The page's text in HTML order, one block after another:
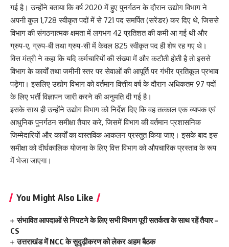
गई है। उन्होंने बताया कि वर्ष 2020 में हुए पुनर्गठन के दौरान उद्योग विभाग ने
अपनी कुल 1,728 स्वीकृत पदों में से 721 पद समर्पित (सरेंडर) कर दिए थे, जिससे
विभाग की संगठनात्मक क्षमता में लगभग 42 प्रतिशत की कमी आ गई थी और
ग्रुप-ए, ग्रुप-बी तथा ग्रुप-सी में केवल 825 स्वीकृत पद ही शेष रह गए थे।
वित्त मंत्री ने कहा कि यदि कर्मचारियों की संख्या में और कटौती होती है तो इससे
विभाग के कार्यों तथा जमीनी स्तर पर सेवाओं की आपूर्ति पर गंभीर प्रतिकूल प्रभाव
पड़ेगा। इसलिए उद्योग विभाग को वर्तमान वित्तीय वर्ष के दौरान अधिकतम 97 पदों
के लिए भर्ती विज्ञापन जारी करने की अनुमति दी गई है।
इसके साथ ही उन्होंने उद्योग विभाग को निर्देश दिए कि वह तत्काल एक व्यापक एवं
आधुनिक पुनर्गठन समीक्षा तैयार करे, जिसमें विभाग की वर्तमान प्रशासनिक
जिम्मेदारियों और कार्यों का वास्तविक आकलन प्रस्तुत किया जाए। इसके बाद इस
समीक्षा को दीर्घकालिक योजना के लिए वित्त विभाग को औपचारिक प्रस्ताव के रूप
में भेजा जाएगा।
You Might Also Like
संभावित आपदाओं से निपटने के लिए सभी विभाग पूरी सतर्कता के साथ रहें तैयार –
CS
उत्तराखंड में NCC के सुदृढ़ीकरण को लेकर अहम बैठक